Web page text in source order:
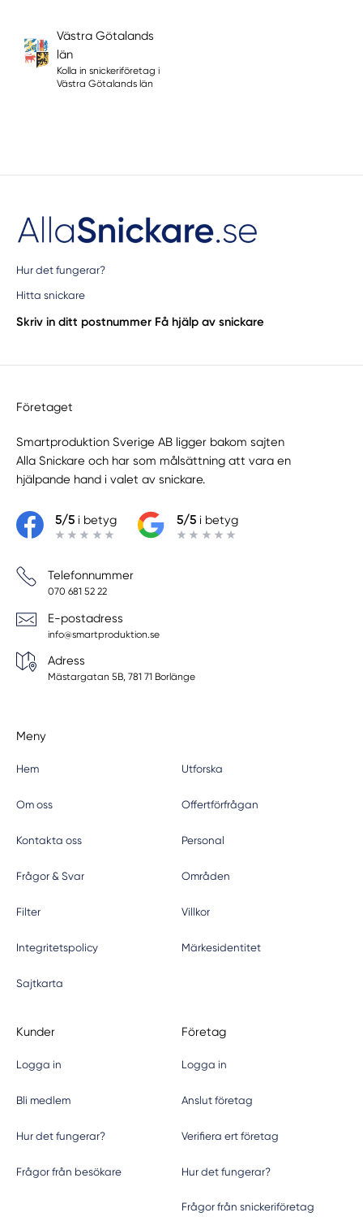
Västra Götalands
län
Kolla in snickeriföretag i
Västra Götalands län
Hur det fungerar?
Hitta snickare
Skriv in ditt postnummer Få hjälp av snickare
Företaget
Smartproduktion Sverige AB ligger bakom sajten
Alla Snickare och har som målsättning att vara en
hjälpande hand i valet av snickare.
5/5i betyg 5/5i betyg
Telefonnummer
070 681 52 22
E-postadress
info@smartproduktion.se
Adress
Mästargatan 5B, 781 71 Borlänge
Meny
Hem Utforska
Om oss Offertförfrågan
Kontakta oss Personal
Frågor & Svar Områden
Filter Villkor
Integritetspolicy Märkesidentitet
Sajtkarta
Kunder
Logga in
Bli medlem
Hur det fungerar?
Frågor från besökare
Företag
Logga in
Anslut företag
Verifiera ert företag
Hur det fungerar?
Frågor från snickeriföretag